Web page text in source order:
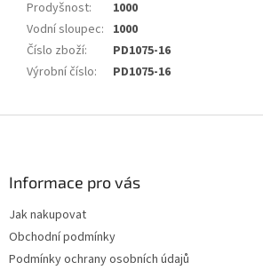
Prodyšnost:
1000
Vodní sloupec: 1000
Číslo zboží:
PD1075-16
Výrobní číslo: PD1075-16
Informace pro vás
Jak nakupovat
Obchodní podmínky
Podmínky ochrany osobních údajů